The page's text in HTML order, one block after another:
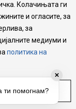
во описот на
и цени, но не
се
се дел од
мора да се
Колачињата ги
и огласите, за
за
медиуми и
политика на
✕
ти помогнам?